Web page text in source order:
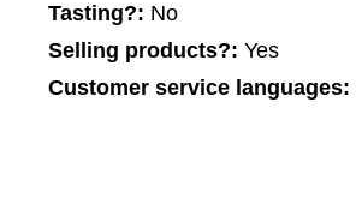
Tasting?: No
Selling products?: Yes
Customer service languages: